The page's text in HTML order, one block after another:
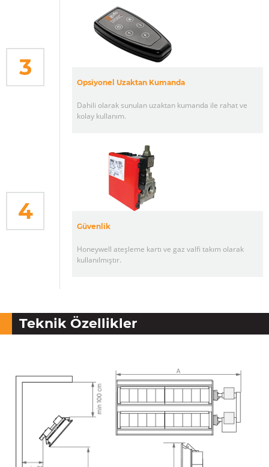
3
4
Opsiyonel Uzaktan Kumanda
Dahili olarak sunulan uzaktan kumanda ile rahat ve
kolay kullanım.
Güvenlik
Honeywell ateşleme kartı ve gaz valfi takım olarak
kullanılmıştır.
Teknik Özellikler